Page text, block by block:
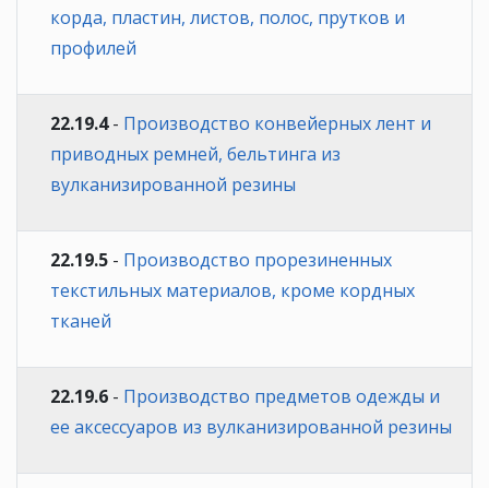
корда, пластин, листов, полос, прутков и
профилей
22.19.4- Производство конвейерных лент и
приводных ремней, бельтинга из
вулканизированной резины
22.19.5 - Производство прорезиненных
текстильных материалов, кроме кордных
тканей
22.19.6 - Производство предметов одежды и
ее аксессуаров из вулканизированной резины